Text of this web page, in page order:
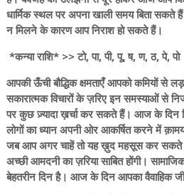
धार्मिक स्थल पर अपना खाली समय बिता सकते
न मिलने के कारण आप निराश हो सकते हैं।
*कन्या राशि* >> टो, पा, पी, पू, ष, ण, ठ, पे, पो
आपकी ऊँची बौद्धिक क्षमताएँ आपको कमियों से
सकारात्मक विचारों के ज़रिए इन समस्याओं से
पर कुछ ज़्यादा ख़र्चा कर सकते हैं। आज के दिन
लोगों का ध्यान अपनी ओर आकर्षित करने में
जब आप अगर चाहें तो यह ख़ुद महसूस कर सकते
अच्छी आमदनी का ज़रिया साबित होंगी।
बेहतरीन दिन है। आज के दिन आपका वैवाहिक